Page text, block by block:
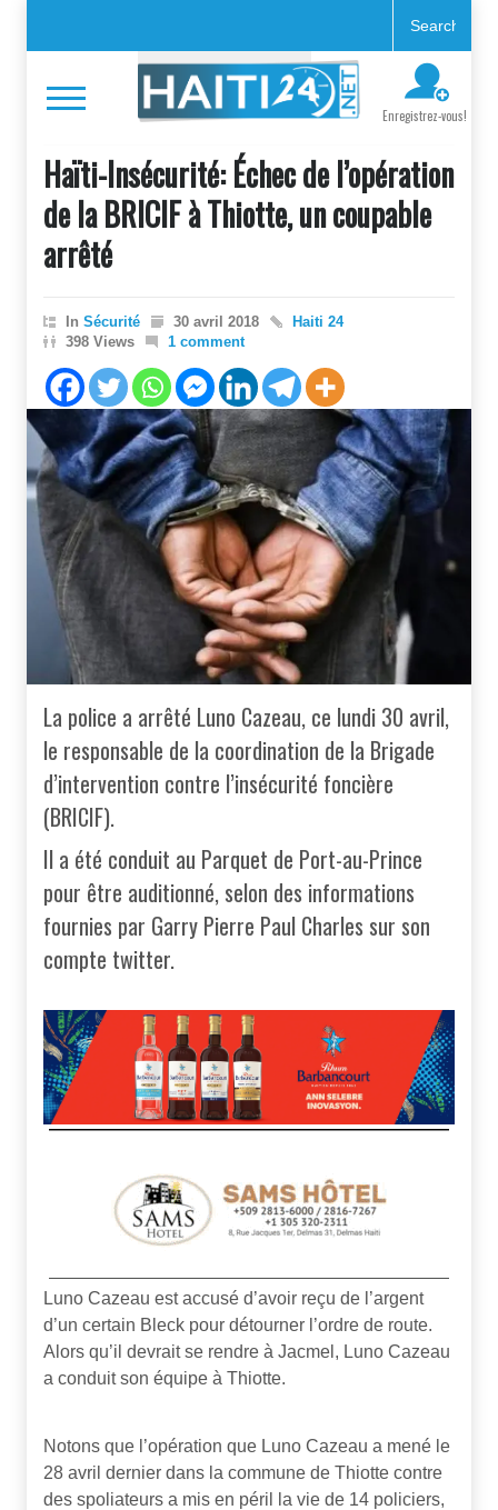
Enregistrez-vous!
Haïti-Insécurité: Échec de l’opération
de la BRICIF à Thiotte, un coupable
arrêté
In Sécurité 30 avril 2018
Haiti 24
398 Views
1 comment
La police a arrêté Luno Cazeau, ce lundi 30 avril,
le responsable de la coordination de la Brigade
d’intervention contre l’insécurité foncière
(BRICIF).
Il a été conduit au Parquet de Port-au-Prince
pour être auditionné, selon des informations
fournies par Garry Pierre Paul Charles sur son
compte twitter.
Luno Cazeau est accusé d’avoir reçu de l’argent
d’un certain Bleck pour détourner l’ordre de route.
Alors qu’il devrait se rendre à Jacmel, Luno Cazeau
a conduit son équipe à Thiotte.
Notons que l’opération que Luno Cazeau a mené le
28 avril dernier dans la commune de Thiotte contre
des spoliateurs a mis en péril la vie de 14 policiers,